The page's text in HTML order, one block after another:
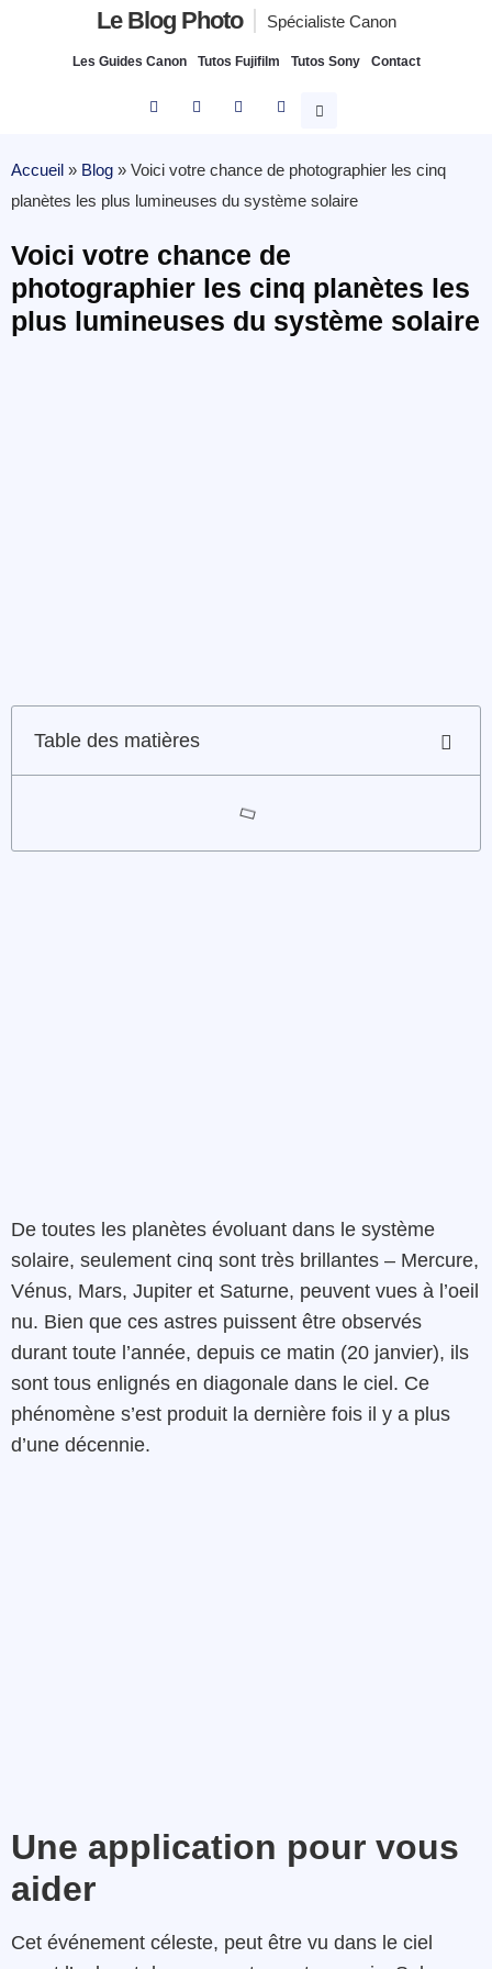
Le Blog Photo Spécialiste Canon
Les Guides Canon Tutos Fujifilm Tutos Sony Contact
Accueil » Blog » Voici votre chance de photographier les cinq
planètes les plus lumineuses du système solaire
Voici votre chance de
photographier les cinq planètes les
plus lumineuses du système solaire
Table des matières
De toutes les planètes évoluant dans le système
solaire, seulement cinq sont très brillantes – Mercure,
Vénus, Mars, Jupiter et Saturne, peuvent vues à l’oeil
nu. Bien que ces astres puissent être observés
durant toute l’année, depuis ce matin (20 janvier), ils
sont tous enlignés en diagonale dans le ciel. Ce
phénomène s’est produit la dernière fois il y a plus
d’une décennie.
Une application pour vous
aider
Cet événement céleste, peut être vu dans le ciel